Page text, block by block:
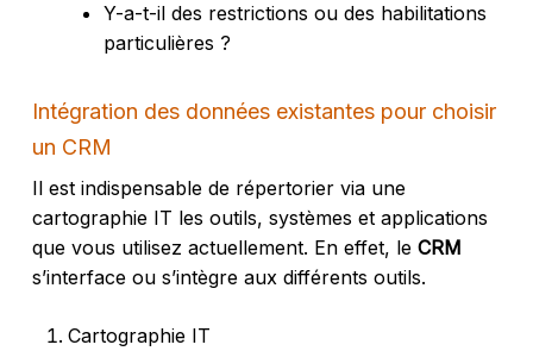
Y-a-t-il des restrictions ou des habilitations
particulières ?
Intégration des données existantes pour choisir
un CRM
Il est indispensable de répertorier via une
cartographie IT les outils, systèmes et applications
que vous utilisez actuellement. En effet, le CRM
s’interface ou s’intègre aux différents outils.
Cartographie IT